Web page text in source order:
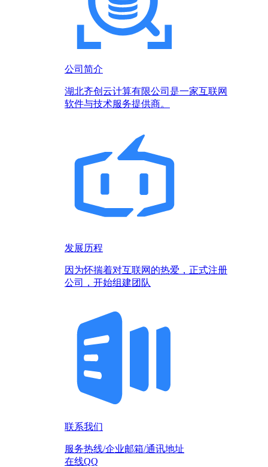
公司简介
湖北齐创云计算有限公司是一家互联网
软件与技术服务提供商。
发展历程
因为怀揣着对互联网的热爱，正式注册
公司，开始组建团队
联系我们
服务热线/企业邮箱/通讯地址
在线QQ